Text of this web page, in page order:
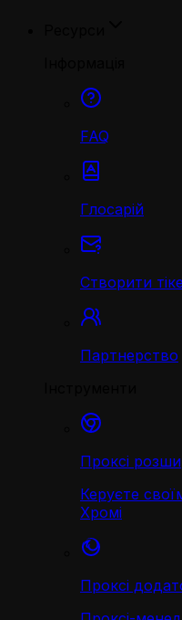
FAQ
Глосарій
Створити
Партнерство
Проксі
Керуєте
Хромі
Проксі